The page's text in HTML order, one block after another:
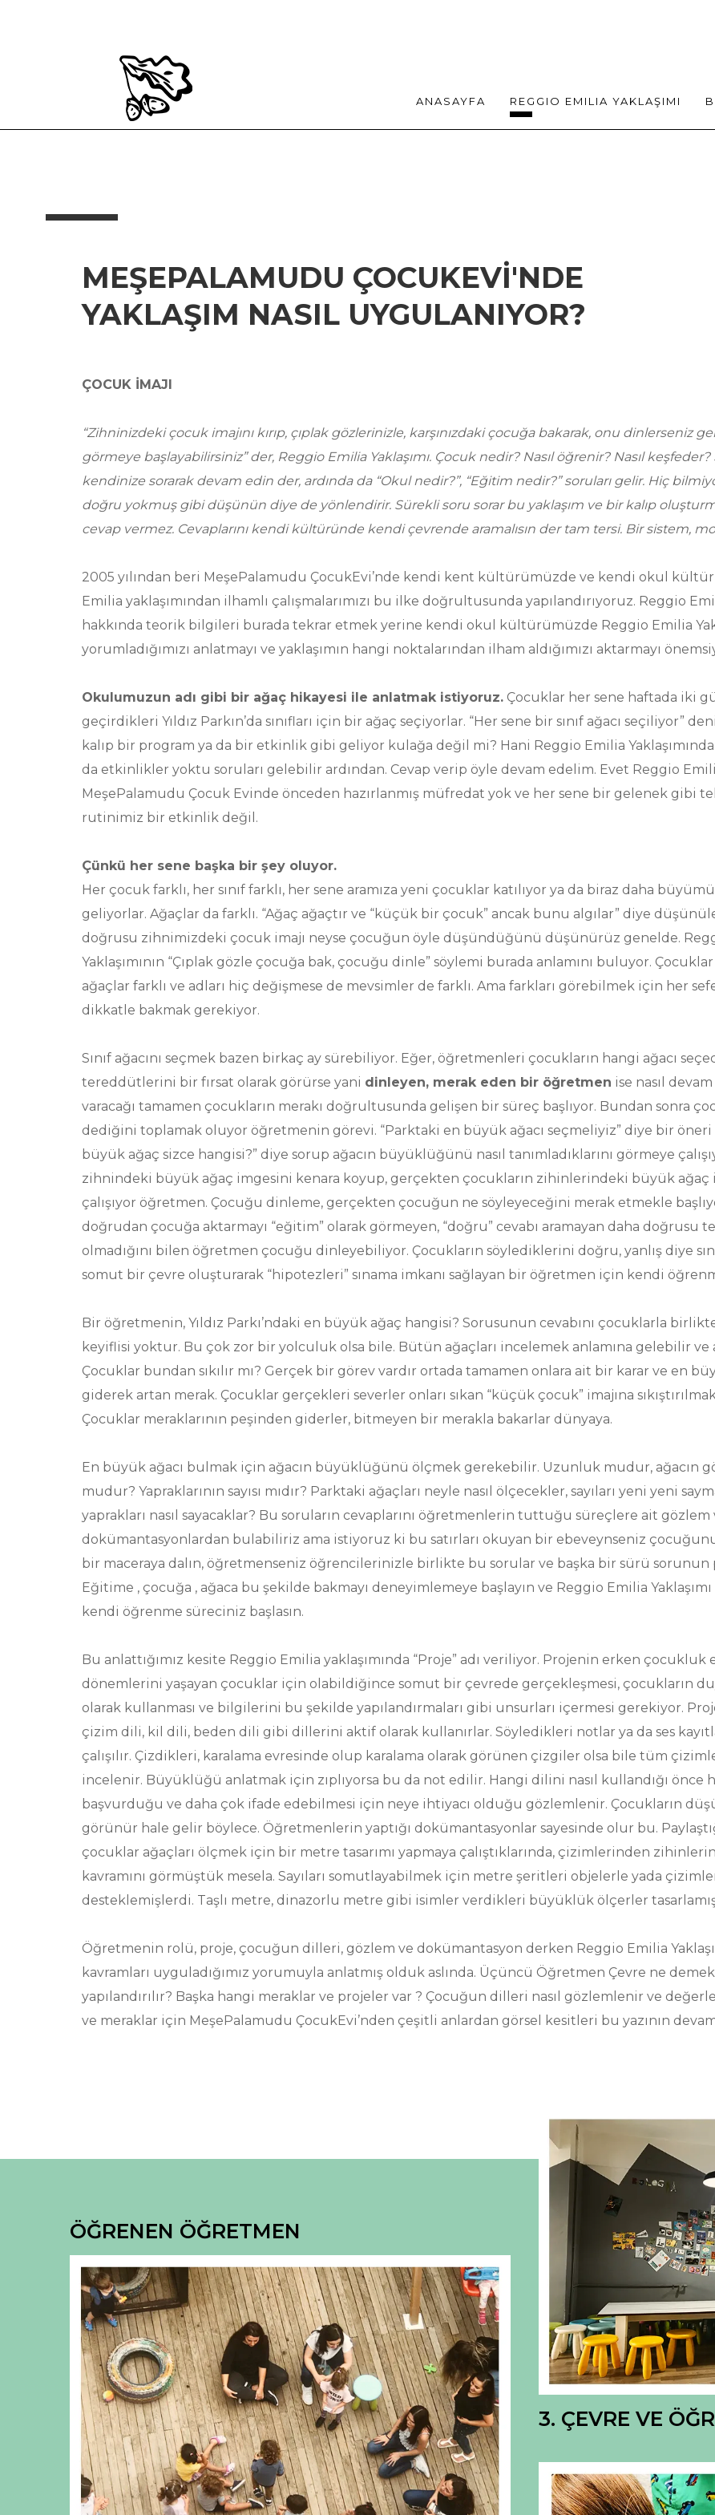
ANASAYFA REGGIO EMILIA YAKLAŞIMI
MEŞEPALAMUDU ÇOCUKEVI'NDE
YAKLAŞIM NASIL UYGULANIYOR?
ÇOCUK İMAJI
“Zihninizdeki çocuk imajını kırıp, çıplak gözlerinizle, karşınızdaki çocuğa bakarak, onu dinlerseniz
görmeye başlayabilirsiniz” der, Reggio Emilia Yaklaşımı. Çocuk nedir? Nasıl öğrenir? Nasıl keşfeder?
kendinize sorarak devam edin der, ardında da “Okul nedir?”, “Eğitim nedir?” soruları gelir. Hiç
doğru yokmuş gibi düşünün diye de yönlendirir. Sürekli soru sorar bu yaklaşım ve bir kalıp
cevap vermez. Cevaplarını kendi kültüründe kendi çevrende aramalısın der tam tersi. Bir sistem,
2005 yılından beri MeşePalamudu ÇocukEvi’nde kendi kent kültürümüzde ve kendi okul
Emilia yaklaşımından ilhamlı çalışmalarımızı bu ilke doğrultusunda yapılandırıyoruz. Reggio
hakkında teorik bilgileri burada tekrar etmek yerine kendi okul kültürümüzde Reggio Emilia
yorumladığımızı anlatmayı ve yaklaşımın hangi noktalarından ilham aldığımızı aktarmayı
Okulumuzun adı gibi bir ağaç hikayesi ile anlatmak istiyoruz. Çocuklar her sene haftada iki
geçirdikleri Yıldız Parkın’da sınıfları için bir ağaç seçiyorlar. “Her sene bir sınıf ağacı seçiliyor”
kalıp bir program ya da bir etkinlik gibi geliyor kulağa değil mi? Hani Reggio Emilia
da etkinlikler yoktu soruları gelebilir ardından. Cevap verip öyle devam edelim. Evet Reggio
MeşePalamudu Çocuk Evinde önceden hazırlanmış müfredat yok ve her sene bir gelenek gibi
rutinimiz bir etkinlik değil.
Çünkü her sene başka bir şey oluyor.
Her çocuk farklı, her sınıf farklı, her sene aramıza yeni çocuklar katılıyor ya da biraz daha
geliyorlar. Ağaçlar da farklı. “Ağaç ağaçtır ve “küçük bir çocuk” ancak bunu algılar” diye
doğrusu zihnimizdeki çocuk imajı neyse çocuğun öyle düşündüğünü düşünürüz genelde.
Yaklaşımının “Çıplak gözle çocuğa bak, çocuğu dinle” söylemi burada anlamını buluyor.
ağaçlar farklı ve adları hiç değişmese de mevsimler de farklı. Ama farkları görebilmek için her
dikkatle bakmak gerekiyor.
Sınıf ağacını seçmek bazen birkaç ay sürebiliyor. Eğer, öğretmenleri çocukların hangi ağacı
tereddütlerini bir fırsat olarak görürse yani dinleyen, merak eden bir öğretmen ise nasıl
varacağı tamamen çocukların merakı doğrultusunda gelişen bir süreç başlıyor. Bundan sonra
dediğini toplamak oluyor öğretmenin görevi. “Parktaki en büyük ağacı seçmeliyiz” diye bir öneri
büyük ağaç sizce hangisi?” diye sorup ağacın büyüklüğünü nasıl tanımladıklarını görmeye
zihnindeki büyük ağaç imgesini kenara koyup, gerçekten çocukların zihinlerindeki büyük ağaç
çalışıyor öğretmen. Çocuğu dinleme, gerçekten çocuğun ne söyleyeceğini merak etmekle
doğrudan çocuğa aktarmayı “eğitim” olarak görmeyen, “doğru” cevabı aramayan daha doğrusu
olmadığını bilen öğretmen çocuğu dinleyebiliyor. Çocukların söylediklerini doğru, yanlış diye
somut bir çevre oluşturarak “hipotezleri” sınama imkanı sağlayan bir öğretmen için kendi
Bir öğretmenin, Yıldız Parkı’ndaki en büyük ağaç hangisi? Sorusunun cevabını çocuklarla
keyiflisi yoktur. Bu çok zor bir yolculuk olsa bile. Bütün ağaçları incelemek anlamına gelebilir ve
Çocuklar bundan sıkılır mı? Gerçek bir görev vardır ortada tamamen onlara ait bir karar ve en
giderek artan merak. Çocuklar gerçekleri severler onları sıkan “küçük çocuk” imajına
Çocuklar meraklarının peşinden giderler, bitmeyen bir merakla bakarlar dünyaya.
En büyük ağacı bulmak için ağacın büyüklüğünü ölçmek gerekebilir. Uzunluk mudur, ağacın
mudur? Yapraklarının sayısı mıdır? Parktaki ağaçları neyle nasıl ölçecekler, sayıları yeni yeni
yaprakları nasıl sayacaklar? Bu soruların cevaplarını öğretmenlerin tuttuğu süreçlere ait gözlem
dokümantasyonlardan bulabiliriz ama istiyoruz ki bu satırları okuyan bir ebeveynseniz
bir maceraya dalın, öğretmenseniz öğrencilerinizle birlikte bu sorular ve başka bir sürü sorunun
Eğitime , çocuğa , ağaca bu şekilde bakmayı deneyimlemeye başlayın ve Reggio Emilia
kendi öğrenme süreciniz başlasın.
Bu anlattığımız kesite Reggio Emilia yaklaşımında “Proje” adı veriliyor. Projenin erken çocukluk
dönemlerini yaşayan çocuklar için olabildiğince somut bir çevrede gerçekleşmesi, çocukların
olarak kullanması ve bilgilerini bu şekilde yapılandırmaları gibi unsurları içermesi gerekiyor.
çizim dili, kil dili, beden dili gibi dillerini aktif olarak kullanırlar. Söyledikleri notlar ya da ses
çalışılır. Çizdikleri, karalama evresinde olup karalama olarak görünen çizgiler olsa bile tüm
incelenir. Büyüklüğü anlatmak için zıplıyorsa bu da not edilir. Hangi dilini nasıl kullandığı önce
başvurduğu ve daha çok ifade edebilmesi için neye ihtiyacı olduğu gözlemlenir. Çocukların
görünür hale gelir böylece. Öğretmenlerin yaptığı dokümantasyonlar sayesinde olur bu.
çocuklar ağaçları ölçmek için bir metre tasarımı yapmaya çalıştıklarında, çizimlerinden
kavramını görmüştük mesela. Sayıları somutlayabilmek için metre şeritleri objelerle yada
desteklemişlerdi. Taşlı metre, dinazorlu metre gibi isimler verdikleri büyüklük ölçerler
Öğretmenin rolü, proje, çocuğun dilleri, gözlem ve dokümantasyon derken Reggio Emilia
kavramları uyguladığımız yorumuyla anlatmış olduk aslında. Üçüncü Öğretmen Çevre ne demek?
yapılandırılır? Başka hangi meraklar ve projeler var ? Çocuğun dilleri nasıl gözlemlenir ve
ve meraklar için MeşePalamudu ÇocukEvi’nden çeşitli anlardan görsel kesitleri bu yazının
ÖĞRENEN ÖĞRETMEN
3. ÇEVRE VE